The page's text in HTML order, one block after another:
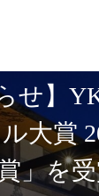
せ】
大賞
」を